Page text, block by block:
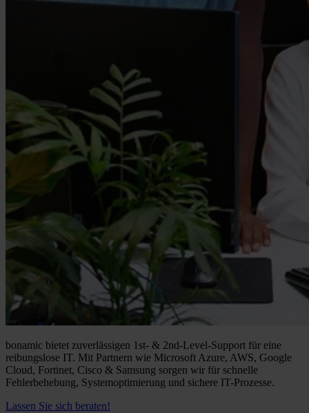
bonamic bietet zuverlässigen 1st- & 2nd-Level-Support für eine
reibungslose IT. Mit Partnern wie Microsoft Azure, AWS, Google
Cloud, Fortinet, Cisco & Samsung sorgen wir für schnelle
Fehlerbehebung, Systemoptimierung und sichere IT-Prozesse.
Lassen Sie sich beraten!